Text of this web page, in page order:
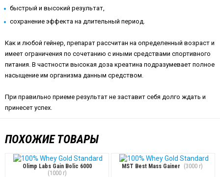
быстрый и высокий результат,
сохранение эффекта на длительный период.
Как и любой гейнер, препарат рассчитан на определенный возраст и
имеет ограничения по сочетанию с иными средствами спортивного
питания. В частности высокая доза креатина подразумевает полное
насыщение им организма данным средством.
При правильно приеме результат не заставит себя долго ждать и
принесет успех.
ПОХОЖИЕ ТОВАРЫ
Olimp Labs Gain Bolic 6000
(1000 г)
MST Best Mass Gainer (3000 г)